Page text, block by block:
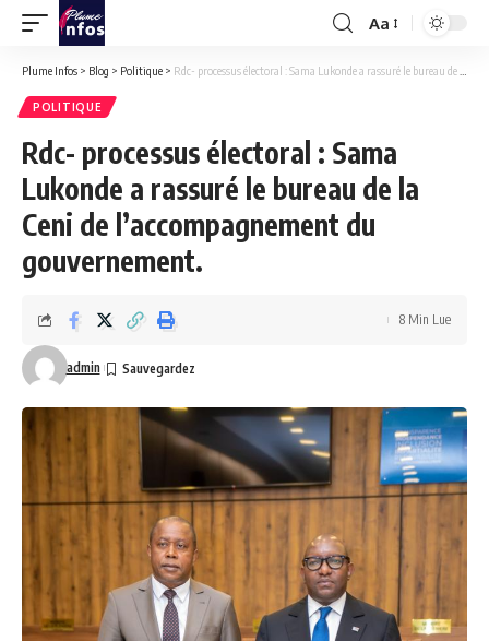
Font
Resizer
Aa
Plume Infos > Blog > Politique > Rdc- processus électoral : Sama Lukonde a rassuré le bureau de la Ceni de l’accompagnement du gouvernement.
POLITIQUE
Rdc- processus électoral : Sama
Lukonde a rassuré le bureau de la
Ceni de l’accompagnement du
gouvernement.
admin
8 Min Lue